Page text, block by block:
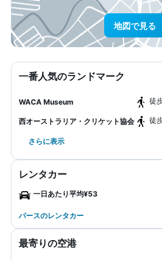
地図で見る
一番人気のランドマーク
WACA Museum 徒
西オーストラリア・クリケット協会 徒
さらに表示
レンタカー
一日あたり平均¥53
パースのレンタカー
最寄りの空港